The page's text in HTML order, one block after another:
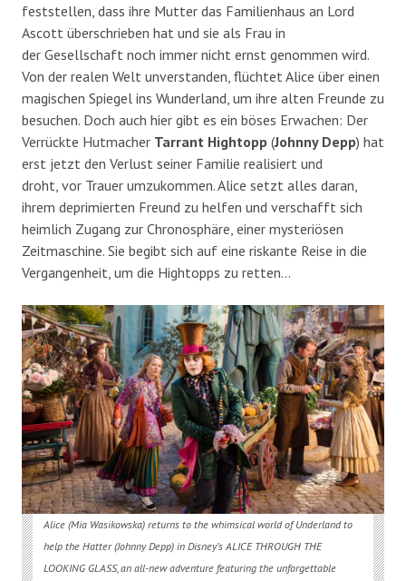
feststellen, dass ihre Mutter das Familienhaus an Lord
Ascott überschrieben hat und sie als Frau in
der Gesellschaft noch immer nicht ernst genommen wird.
Von der realen Welt unverstanden, flüchtet Alice über einen
magischen Spiegel ins Wunderland, um ihre alten Freunde zu
besuchen. Doch auch hier gibt es ein böses Erwachen: Der
Verrückte Hutmacher Tarrant Hightopp (Johnny Depp) hat
erst jetzt den Verlust seiner Familie realisiert und
droht, vor Trauer umzukommen. Alice setzt alles daran,
ihrem deprimierten Freund zu helfen und verschafft sich
heimlich Zugang zur Chronosphäre, einer mysteriösen
Zeitmaschine. Sie begibt sich auf eine riskante Reise in die
Vergangenheit, um die Hightopps zu retten…
Alice (Mia Wasikowska) returns to the whimsical world of Underland to
help the Hatter (Johnny Depp) in Disney’s ALICE THROUGH THE
LOOKING GLASS, an all-new adventure featuring the unforgettable